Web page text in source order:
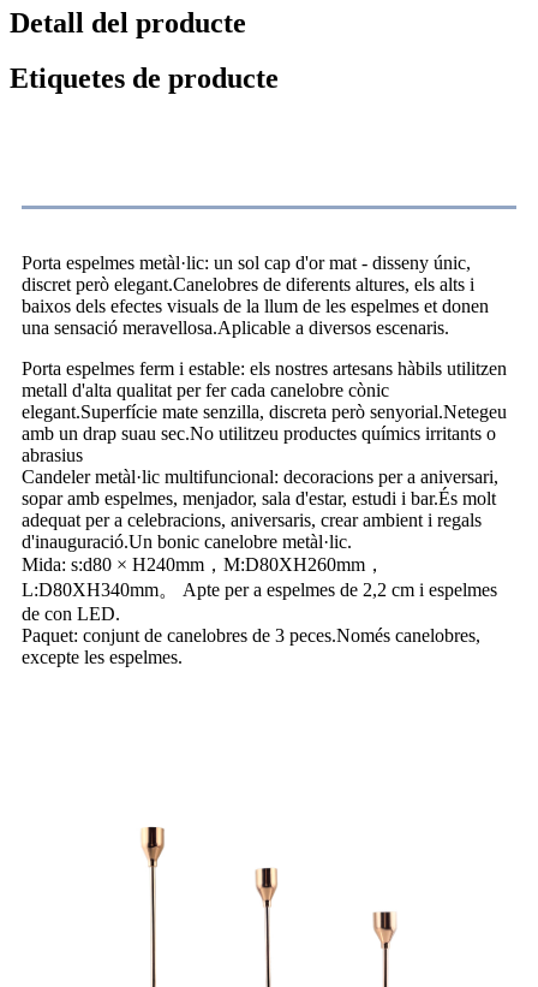
Detall del producte
Etiquetes de producte
Porta espelmes metàl·lic: un sol cap d'or mat - disseny únic,
discret però elegant.Canelobres de diferents altures, els alts i
baixos dels efectes visuals de la llum de les espelmes et donen
una sensació meravellosa.Aplicable a diversos escenaris.
Porta espelmes ferm i estable: els nostres artesans hàbils utilitzen
metall d'alta qualitat per fer cada canelobre cònic
elegant.Superfície mate senzilla, discreta però senyorial.Netegeu
amb un drap suau sec.No utilitzeu productes químics irritants o
abrasius
Candeler metàl·lic multifuncional: decoracions per a aniversari,
sopar amb espelmes, menjador, sala d'estar, estudi i bar.És molt
adequat per a celebracions, aniversaris, crear ambient i regals
d'inauguració.Un bonic canelobre metàl·lic.
Mida: s:d80 × H240mm，M:D80XH260mm，
L:D80XH340mm。 Apte per a espelmes de 2,2 cm i espelmes
de con LED.
Paquet: conjunt de canelobres de 3 peces.Només canelobres,
excepte les espelmes.